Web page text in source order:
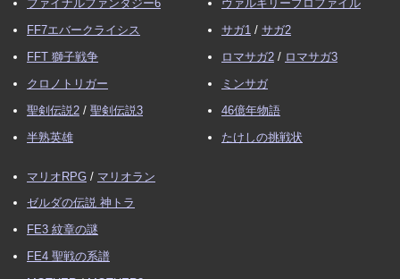
ファイナルファンタジー6
FF7エバークライシス
FFT 獅子戦争
クロノトリガー
聖剣伝説2 / 聖剣伝説3
半熟英雄
ヴァルキリープロファイル
サガ1 / サガ2
ロマサガ2 / ロマサガ3
ミンサガ
46億年物語
たけしの挑戦状
マリオRPG / マリオラン
ゼルダの伝説 神トラ
FE3 紋章の謎
FE4 聖戦の系譜